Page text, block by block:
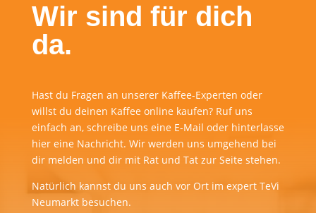
Wir sind für dich
da.
Hast du Fragen an unserer Kaffee-Experten oder
willst du deinen Kaffee online kaufen? Ruf uns
einfach an, schreibe uns eine E-Mail oder hinterlasse
hier eine Nachricht. Wir werden uns umgehend bei
dir melden und dir mit Rat und Tat zur Seite stehen.
Natürlich kannst du uns auch vor Ort im expert TeVi
Neumarkt besuchen.